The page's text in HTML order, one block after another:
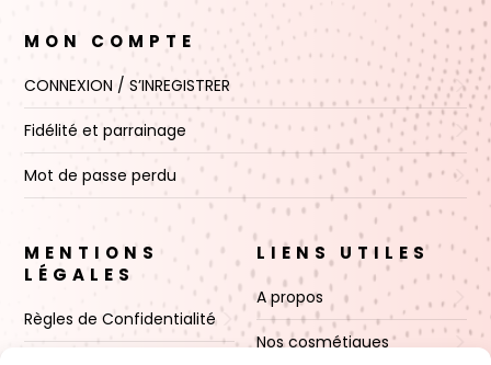
MON COMPTE
CONNEXION / S’INREGISTRER
Fidélité et parrainage
Mot de passe perdu
MENTIONS
LÉGALES
Règles de Confidentialité
LIENS UTILES
A propos
Nos cosmétiques